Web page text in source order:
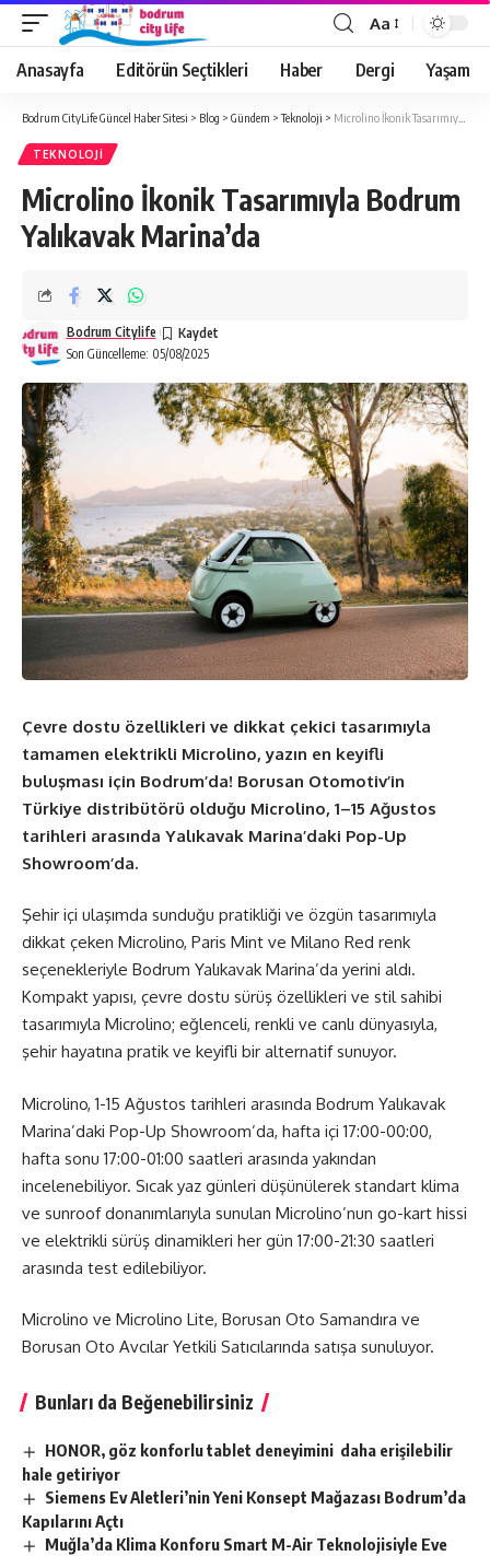
Aa
Anasayfa Editörün Seçtikleri Haber Dergi Yaşam
Bodrum CityLife Güncel Haber Sitesi > Blog > Gündem >Teknoloji > Microlino İkonik Tasarımıyla Bodrum Yalıkavak Marina’da
TEKNOLOJI
Microlino İkonik Tasarımıyla Bodrum
Yalıkavak Marina’da
Son Güncelleme: 05/08/2025
Bodrum Citylife
Çevre dostu özellikleri ve dikkat çekici tasarımıyla
tamamen elektrikli Microlino, yazın en keyifli
buluşması için Bodrum’da! Borusan Otomotiv’in
Türkiye distribütörü olduğu Microlino, 1–15 Ağustos
tarihleri arasında Yalıkavak Marina’daki Pop-Up
Showroom’da.
Şehir içi ulaşımda sunduğu pratikliği ve özgün tasarımıyla
dikkat çeken Microlino, Paris Mint ve Milano Red renk
seçenekleriyle Bodrum Yalıkavak Marina’da yerini aldı.
Kompakt yapısı, çevre dostu sürüş özellikleri ve stil sahibi
tasarımıyla Microlino; eğlenceli, renkli ve canlı dünyasıyla,
şehir hayatına pratik ve keyifli bir alternatif sunuyor.
Microlino, 1-15 Ağustos tarihleri arasında Bodrum Yalıkavak
Marina’daki Pop-Up Showroom’da, hafta içi 17:00-00:00,
hafta sonu 17:00-01:00 saatleri arasında yakından
incelenebiliyor. Sıcak yaz günleri düşünülerek standart klima
ve sunroof donanımlarıyla sunulan Microlino’nun go-kart hissi
ve elektrikli sürüş dinamikleri her gün 17:00-21:30 saatleri
arasında test edilebiliyor.
Microlino ve Microlino Lite, Borusan Oto Samandıra ve
Borusan Oto Avcılar Yetkili Satıcılarında satışa sunuluyor.
Bunları da Beğenebilirsiniz
HONOR, göz konforlu tablet deneyimini daha erişilebilir
hale getiriyor
Siemens Ev Aletleri’nin Yeni Konsept Mağazası Bodrum’da
Kapılarını Açtı
Muğla’da Klima Konforu Smart M-Air Teknolojisiyle Eve